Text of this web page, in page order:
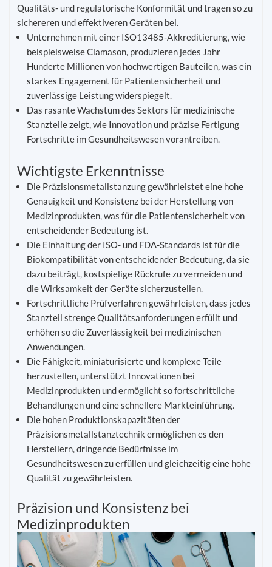
Qualitäts- und regulatorische Konformität und tragen so zu
sichereren und effektiveren Geräten bei.
Unternehmen mit einer ISO13485-Akkreditierung, wie
beispielsweise Clamason, produzieren jedes Jahr
Hunderte Millionen von hochwertigen Bauteilen, was ein
starkes Engagement für Patientensicherheit und
zuverlässige Leistung widerspiegelt.
Das rasante Wachstum des Sektors für medizinische
Stanzteile zeigt, wie Innovation und präzise Fertigung
Fortschritte im Gesundheitswesen vorantreiben.
Wichtigste Erkenntnisse
Die Präzisionsmetallstanzung gewährleistet eine hohe
Genauigkeit und Konsistenz bei der Herstellung von
Medizinprodukten, was für die Patientensicherheit von
entscheidender Bedeutung ist.
Die Einhaltung der ISO- und FDA-Standards ist für die
Biokompatibilität von entscheidender Bedeutung, da sie
dazu beiträgt, kostspielige Rückrufe zu vermeiden und
die Wirksamkeit der Geräte sicherzustellen.
Fortschrittliche Prüfverfahren gewährleisten, dass jedes
Stanzteil strenge Qualitätsanforderungen erfüllt und
erhöhen so die Zuverlässigkeit bei medizinischen
Anwendungen.
Die Fähigkeit, miniaturisierte und komplexe Teile
herzustellen, unterstützt Innovationen bei
Medizinprodukten und ermöglicht so fortschrittliche
Behandlungen und eine schnellere Markteinführung.
Die hohen Produktionskapazitäten der
Präzisionsmetallstanztechnik ermöglichen es den
Herstellern, dringende Bedürfnisse im
Gesundheitswesen zu erfüllen und gleichzeitig eine hohe
Qualität zu gewährleisten.
Präzision und Konsistenz bei
Medizinprodukten